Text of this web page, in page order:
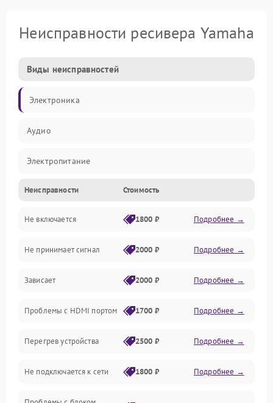
Неисправности ресивера Yamaha
Виды неисправностей
Электроника
Аудио
Электропитание
Интерфейсы
Программное обеспечение
ПО
Оптика
Механические повреждения
Управление
Неисправности Стоимость
Не включается 1800 ₽ Подробнее →
Не принимает сигнал 2000 ₽ Подробнее →
Зависает 2000 ₽ Подробнее →
Проблемы с HDMI портом 1700 ₽ Подробнее →
Перегрев устройства 2500 ₽ Подробнее →
Не подключается к сети 1800 ₽ Подробнее →